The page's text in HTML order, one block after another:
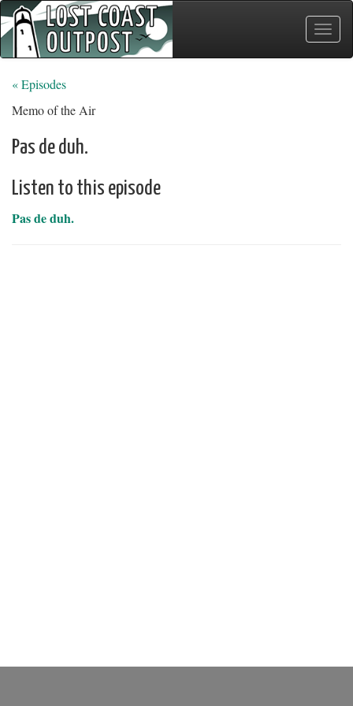
Toggle
« Episodes
Memo of the Air
Pas de duh.
Listen to this episode
Pas de duh.